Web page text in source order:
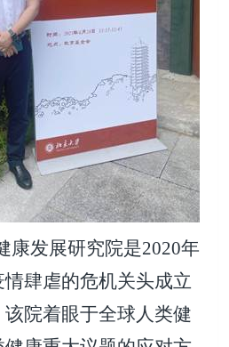
康发展研究院是2020年
肆虐的危机关头成立
院着眼于全球人类健